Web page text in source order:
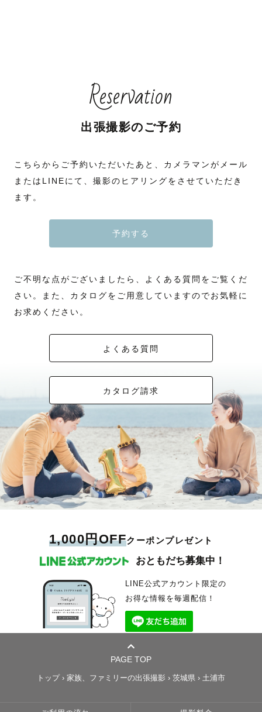
Reservation
出張撮影のご予約
こちらからご予約いただいたあと、カメラマンがメール
またはLINEにて、撮影のヒアリングをさせていただき
ます。
予約する
ご不明な点がございましたら、よくある質問をご覧くだ
さい。また、カタログをご用意していますのでお気軽に
お求めください。
よくある質問
カタログ請求
1,000円OFFクーポンプレゼント
おともだち募集中！
LINE公式アカウント限定の
お得な情報を毎週配信！
PAGE TOP
トップ› 家族、ファミリーの出張撮影 › 茨城県 › 土浦市